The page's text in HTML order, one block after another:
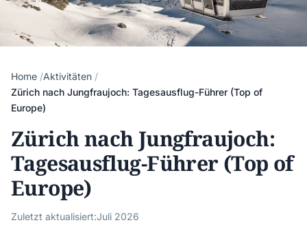
Home Aktivitäten
Zürich nach Jungfraujoch: Tagesausflug-Führer (Top of
Europe)
Zürich nach Jungfraujoch:
Tagesausflug-Führer (Top of
Europe)
Zuletzt aktualisiert:Juli 2026